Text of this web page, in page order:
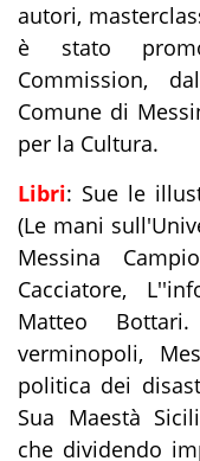
autori,
è stato
Commission,
Comune di
per la Cultura.
Libri: Sue le
(Le mani
Messina
Cacciatore,
Matteo
verminopoli,
politica dei
Sua Maestà
che dividendo